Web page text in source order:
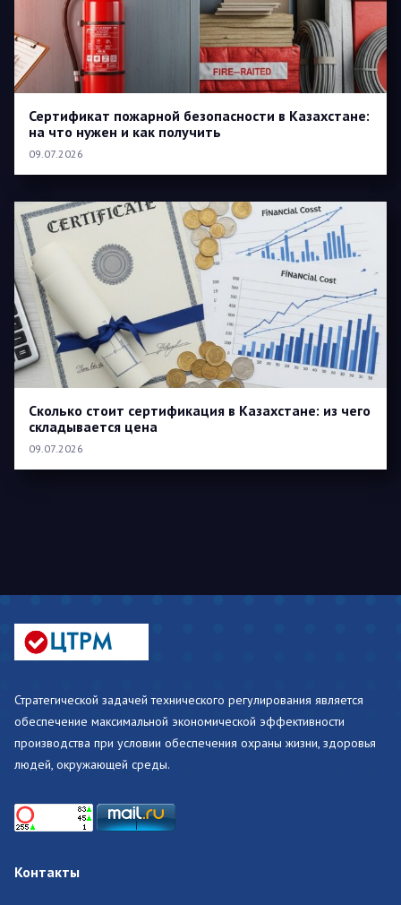
Сертификат пожарной безопасности в Казахстане:
на что нужен и как получить
09.07.2026
Сколько стоит сертификация в Казахстане: из чего
складывается цена
09.07.2026
Стратегической задачей технического регулирования является
обеспечение максимальной экономической эффективности
производства при условии обеспечения охраны жизни, здоровья
людей, окружающей среды.
Контакты